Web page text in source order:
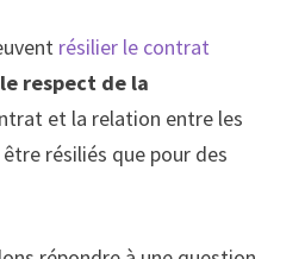
résilier le contrat
respect de la
et la relation entre les
résiliés que pour des